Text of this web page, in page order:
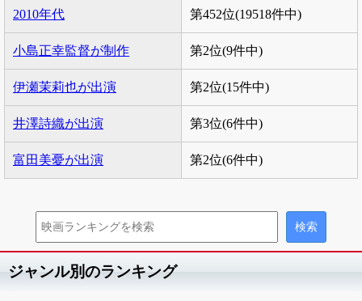
2010年代 第452位(19518件中)
小島正幸監督が制作 第2位(9件中)
伊瀬茉莉也が出演 第2位(15件中)
井澤詩織が出演 第3位(6件中)
富田美憂が出演 第2位(6件中)
ジャンル別のランキング